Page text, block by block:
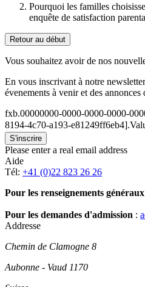
Pourquoi les familles
enquête de satisfaction
Retour au début
Vous souhaitez avoir de nos
En vous inscrivant à notre
évenements à venir et des
fxb.00000000-0000-0000-0000-
8194-4c70-a193-
Please enter a real email address
Aide
Tél: +41 (0)22 823 26 26
Pour les renseignements généraux
Pour les demandes d'admission :
Addresse
Chemin de Clamogne 8
Aubonne - Vaud 1170